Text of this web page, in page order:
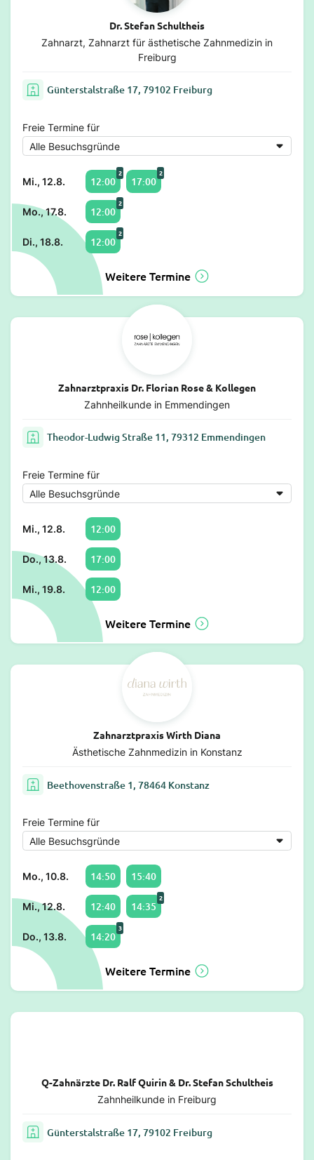
Dr. Stefan Schultheis
Zahnarzt, Zahnarzt für ästhetische Zahnmedizin in
Freiburg
Günterstalstraße 17, 79102 Freiburg
Freie Termine für
Mi., 12.8. 12:00
2
17:00
2
Mo., 17.8. 12:00
2
Di., 18.8. 12:00
2
Weitere Termine
Zahnarztpraxis Dr. Florian Rose & Kollegen
Zahnheilkunde in Emmendingen
Theodor-Ludwig Straße 11, 79312 Emmendingen
Freie Termine für
Mi., 12.8. 12:00
Do., 13.8. 17:00
Mi., 19.8. 12:00
Weitere Termine
Zahnarztpraxis Wirth Diana
Ästhetische Zahnmedizin in Konstanz
Beethovenstraße 1, 78464 Konstanz
Freie Termine für
Mo., 10.8. 14:50 15:40
Mi., 12.8. 12:40 14:35
2
Do., 13.8. 14:20
3
Weitere Termine
Q-Zahnärzte Dr. Ralf Quirin & Dr. Stefan Schultheis
Zahnheilkunde in Freiburg
Günterstalstraße 17, 79102 Freiburg